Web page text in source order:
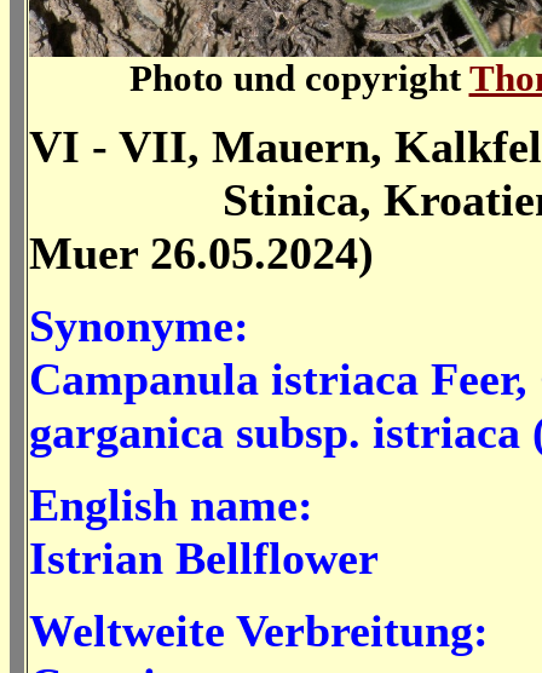
Photo und copyright
VI - VII, Mauern,
Stinica, Kroatien
Muer 26.05.2024)
Synonyme:
Campanula istriaca
garganica subsp. istriaca
English name:
Istrian Bellflower
Weltweite Verbreitung: